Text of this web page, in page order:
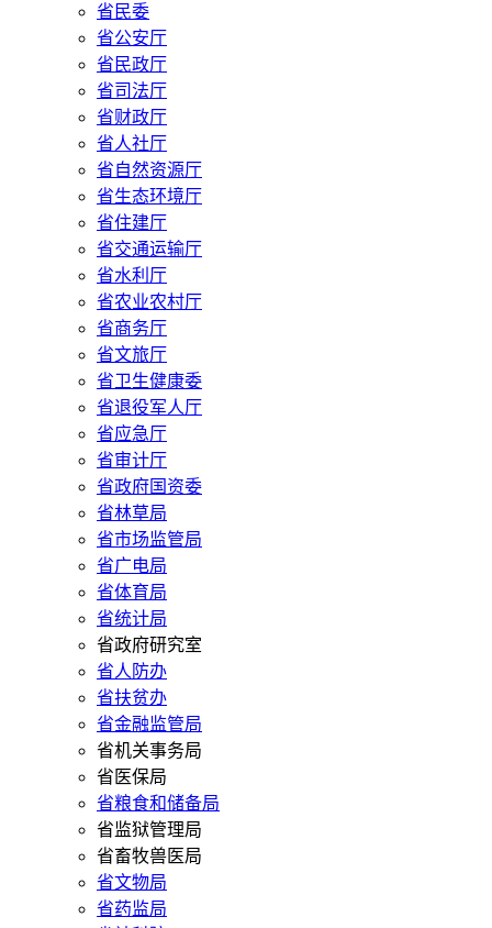
省民委
省公安厅
省民政厅
省司法厅
省财政厅
省人社厅
省自然资源厅
省生态环境厅
省住建厅
省交通运输厅
省水利厅
省农业农村厅
省商务厅
省文旅厅
省卫生健康委
省退役军人厅
省应急厅
省审计厅
省政府国资委
省林草局
省市场监管局
省广电局
省体育局
省统计局
省政府研究室
省人防办
省扶贫办
省金融监管局
省机关事务局
省医保局
省粮食和储备局
省监狱管理局
省畜牧兽医局
省文物局
省药监局